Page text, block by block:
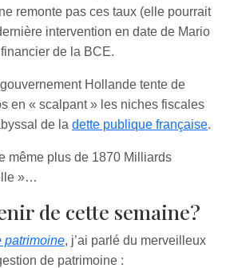
remonte pas ces taux (elle pourrait
intervention en date de Mario
de la BCE.
Hollande tente de
en « scalpant » les niches fiscales
de la dette publique française.
même plus de 1870 Milliards
»…
de cette semaine?
patrimoine, j’ai parlé du merveilleux
de patrimoine :